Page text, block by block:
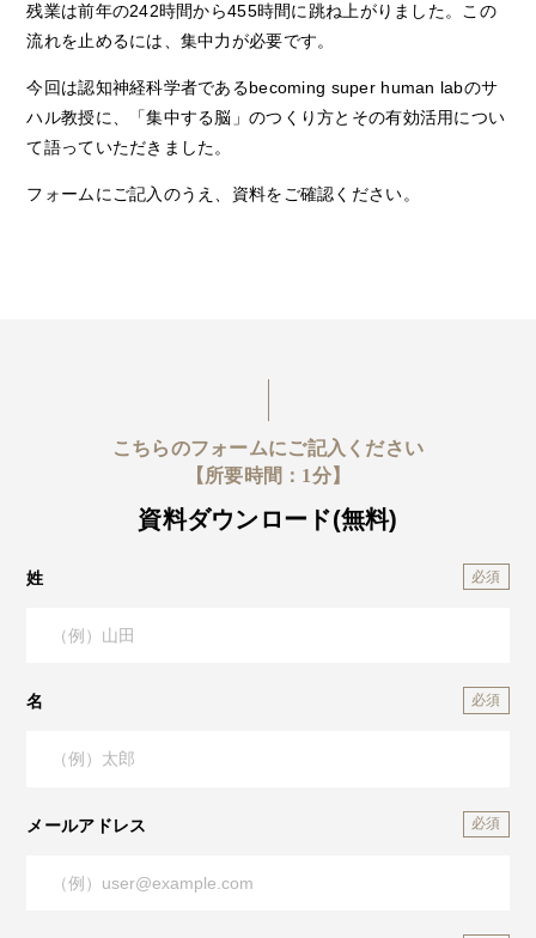
残業は前年の242時間から455時間に跳ね上がりました。この
流れを止めるには、集中力が必要です。
今回は認知神経科学者であるbecoming super human labのサ
ハル教授に、「集中する脳」のつくり方とその有効活用につい
て語っていただきました。
フォームにご記入のうえ、資料をご確認ください。
こちらのフォームにご記入ください
【所要時間：1分】
資料ダウンロード(無料)
姓
名
メールアドレス